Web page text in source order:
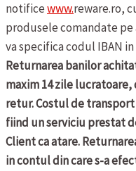
notificewww.reware.ro,
produsele comandate
va specifica codul IBAN
Returnarea banilor
maxim 14 zile
retur. Costul de
fiind un serviciu prestat
Client ca atare.
in contul din care s-a